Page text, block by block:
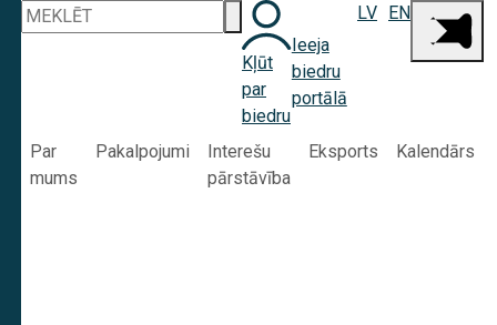
Kļūt
par
biedru
Ieeja
biedru
portālā
LV EN
Par
mums
Pakalpojumi
Interešu
pārstāvība
Eksports Kalendārs